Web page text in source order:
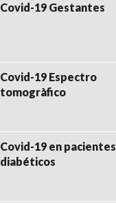
Covid-19 Gestantes
Covid-19 Espectro
tomogràfico
Covid-19 en pacientes
diabéticos